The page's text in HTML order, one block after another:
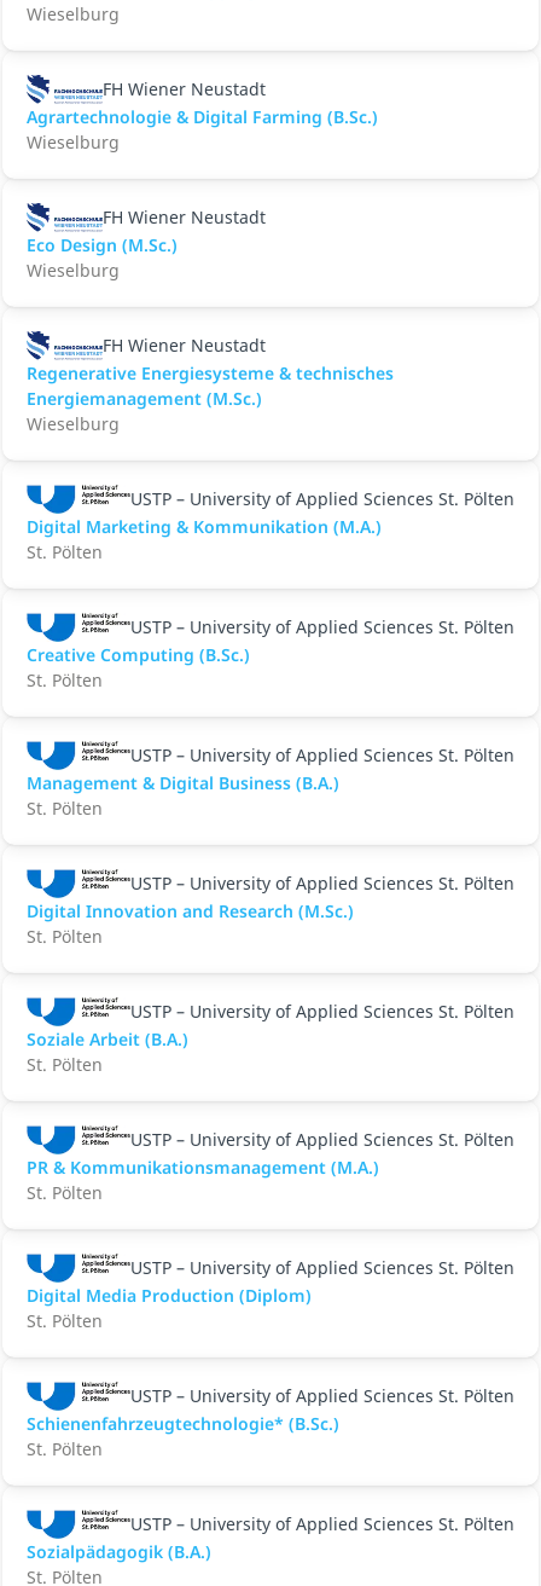
Wieselburg
FH Wiener Neustadt
Agrartechnologie & Digital Farming (B.Sc.)
Wieselburg
FH Wiener Neustadt
Eco Design (M.Sc.)
Wieselburg
FH Wiener Neustadt
Regenerative Energiesysteme & technisches
Energiemanagement (M.Sc.)
Wieselburg
USTP – University of Applied Sciences St. Pölten
Digital Marketing & Kommunikation (M.A.)
St. Pölten
USTP – University of Applied Sciences St. Pölten
Creative Computing (B.Sc.)
St. Pölten
USTP – University of Applied Sciences St. Pölten
Management & Digital Business (B.A.)
St. Pölten
USTP – University of Applied Sciences St. Pölten
Digital Innovation and Research (M.Sc.)
St. Pölten
USTP – University of Applied Sciences St. Pölten
Soziale Arbeit (B.A.)
St. Pölten
USTP – University of Applied Sciences St. Pölten
PR & Kommunikationsmanagement (M.A.)
St. Pölten
USTP – University of Applied Sciences St. Pölten
Digital Media Production (Diplom)
St. Pölten
USTP – University of Applied Sciences St. Pölten
Schienenfahrzeugtechnologie* (B.Sc.)
St. Pölten
USTP – University of Applied Sciences St. Pölten
Sozialpädagogik (B.A.)
St. Pölten